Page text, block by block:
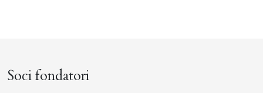
Soci fondatori